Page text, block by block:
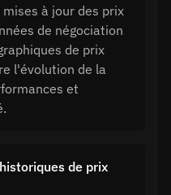
à jour des prix
de négociation
de prix
l'évolution de la
et
de prix